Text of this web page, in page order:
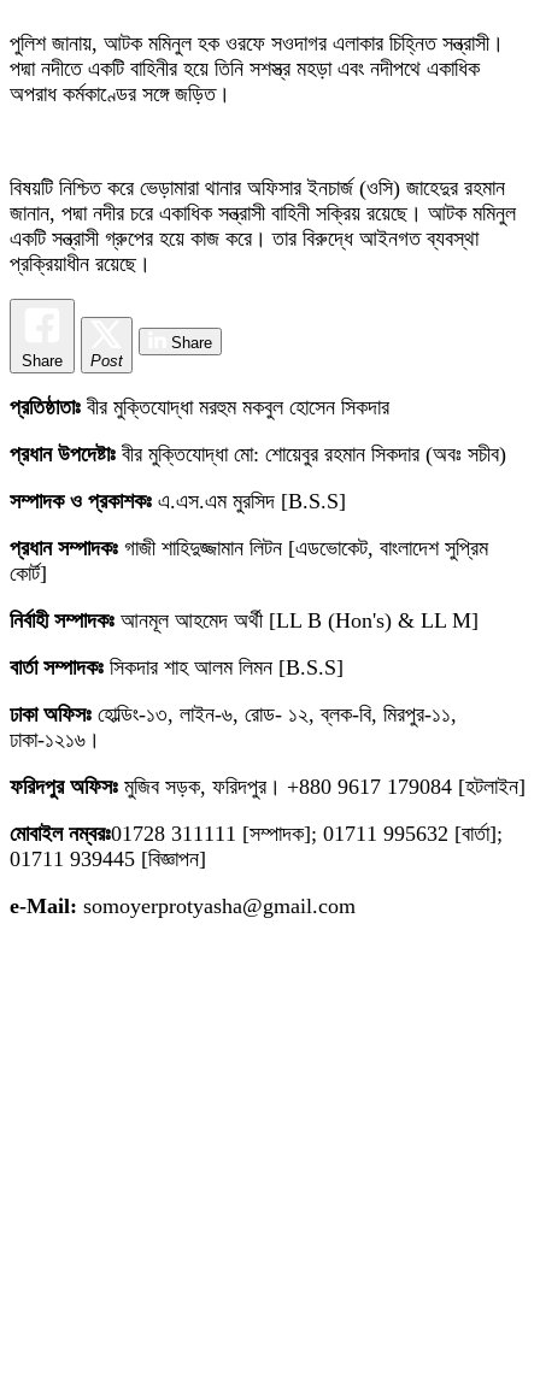
পুলিশ জানায়, আটক মমিনুল হক ওরফে সওদাগর এলাকার চিহ্নিত সন্ত্রাসী।
পদ্মা নদীতে একটি বাহিনীর হয়ে তিনি সশস্ত্র মহড়া এবং নদীপথে একাধিক
অপরাধ কর্মকাণ্ডের সঙ্গে জড়িত।
বিষয়টি নিশ্চিত করে ভেড়ামারা থানার অফিসার ইনচার্জ (ওসি) জাহেদুর রহমান
জানান, পদ্মা নদীর চরে একাধিক সন্ত্রাসী বাহিনী সক্রিয় রয়েছে। আটক মমিনুল
একটি সন্ত্রাসী গ্রুপের হয়ে কাজ করে। তার বিরুদ্ধে আইনগত ব্যবস্থা
প্রক্রিয়াধীন রয়েছে।
Share Post
Share
প্রতিষ্ঠাতাঃ বীর মুক্তিযোদ্ধা মরহুম মকবুল হোসেন সিকদার
প্রধান উপদেষ্টাঃ বীর মুক্তিযোদ্ধা মো: শোয়েবুর রহমান সিকদার (অবঃ সচীব)
সম্পাদক ও প্রকাশকঃ এ.এস.এম মুরসিদ [B.S.S]
প্রধান সম্পাদকঃ গাজী শাহিদুজ্জামান লিটন [এডভোকেট, বাংলাদেশ সুপ্রিম
কোর্ট]
নির্বাহী সম্পাদকঃ আনমূল আহমেদ অর্থী [LL B (Hon's) & LL M]
বার্তা সম্পাদকঃ সিকদার শাহ আলম লিমন [B.S.S]
ঢাকা অফিসঃ হোল্ডিং-১৩, লাইন-৬, রোড- ১২, ব্লক-বি, মিরপুর-১১,
ঢাকা-১২১৬।
ফরিদপুর অফিসঃ মুজিব সড়ক, ফরিদপুর। +880 9617 179084 [হটলাইন]
মোবাইল নম্বরঃ01728 311111 [সম্পাদক]; 01711 995632 [বার্তা];
01711 939445 [বিজ্ঞাপন]
e-Mail: somoyerprotyasha@gmail.com